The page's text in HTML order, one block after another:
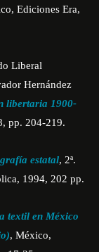
Ediciones Era,
Liberal
Hernández
libertaria 1900-
pp. 204-219.
estatal, 2ª.
1994, 202 pp.
textil en México
, México,